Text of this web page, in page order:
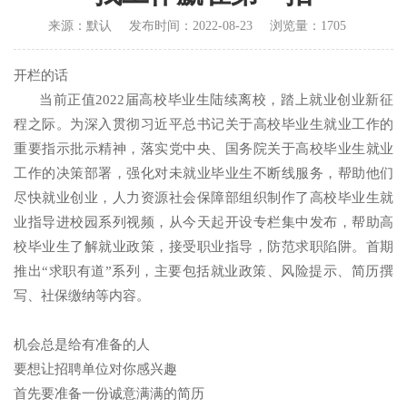
来源： 默认 发布时间： 2022-08-23 浏览量： 1705
开栏的话
当前正值2022届高校毕业生陆续离校，踏上就业创业新征
程之际。为深入贯彻习近平总书记关于高校毕业生就业工作的
重要指示批示精神，落实党中央、国务院关于高校毕业生就业
工作的决策部署，强化对未就业毕业生不断线服务，帮助他们
尽快就业创业，人力资源社会保障部组织制作了高校毕业生就
业指导进校园系列视频，从今天起开设专栏集中发布，帮助高
校毕业生了解就业政策，接受职业指导，防范求职陷阱。首期
推出“求职有道”系列，主要包括就业政策、风险提示、简历撰
写、社保缴纳等内容。
机会总是给有准备的人
要想让招聘单位对你感兴趣
首先要准备一份诚意满满的简历